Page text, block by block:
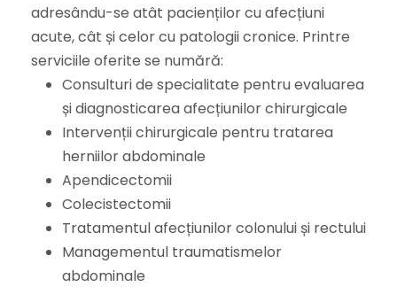
adresându-se atât pacienților cu afecțiuni
acute, cât și celor cu patologii cronice. Printre
serviciile oferite se numără:
Consulturi de specialitate pentru evaluarea
și diagnosticarea afecțiunilor chirurgicale
Intervenții chirurgicale pentru tratarea
herniilor abdominale
Apendicectomii
Colecistectomii
Tratamentul afecțiunilor colonului și rectului
Managementul traumatismelor
abdominale